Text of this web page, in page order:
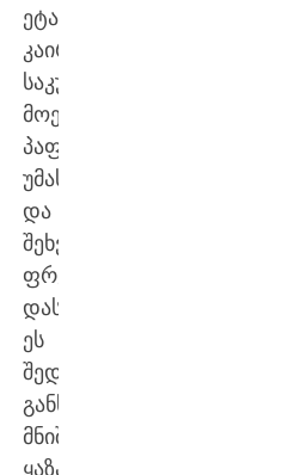
ეტაპზე
კაირატმა
საკუთარ
მოედანზე
პაფოსს
უმასპინძლა
და
შეხვედრა
ფრედ
დასრულდა.
ეს
შედეგი
განსაკუთრებული
მნიშვნელობისაა
ყაზახური